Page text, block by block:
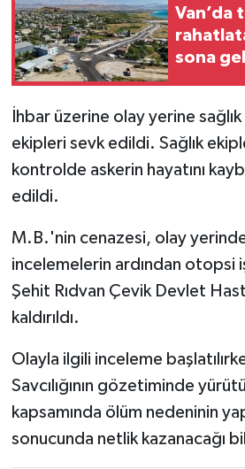
Van’da
sona
İhbar üzerine olay yerine
ekipleri sevk edildi. Sağlık
kontrolde askerin hayatını
edildi.
M.B.'nin cenazesi, olay yerinde
incelemelerin ardından otopsi
Şehit Rıdvan Çevik Devlet
kaldırıldı.
Olayla ilgili inceleme
Savcılığının gözetiminde
kapsamında ölüm nedeninin
sonucunda netlik kazanacağı